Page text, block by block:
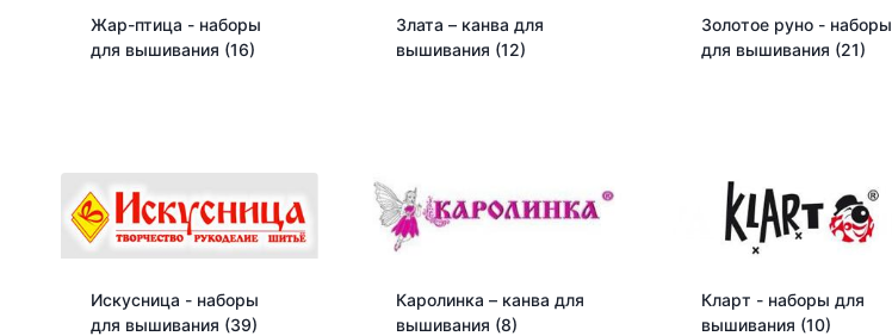
Жар-птица - наборы
для вышивания (16)
Злата – канва для
вышивания (12)
Золотое руно - наборы
для вышивания (21)
Искусница - наборы
для вышивания (39)
Каролинка – канва для
вышивания (8)
Кларт - наборы для
вышивания (10)